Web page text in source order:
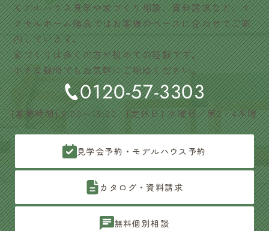
モデルハウス見学や家づくり相談、資料請求など、エ
クセルホーム福島ではお客様のペースに合わせてご案
内しています。
家づくりは多くの方が初めての経験です。
小さな疑問でもお気軽にご相談ください。
0120-57-3303
[営業時間] 9:00～18:00 [定休日] 水曜日／第2・4木曜
見学会予約・モデルハウス予約
カタログ・資料請求
無料個別相談